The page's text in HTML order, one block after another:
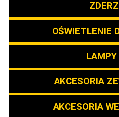
OŚWIETLENIE
LAMPY
AKCESORIA
AKCESORIA